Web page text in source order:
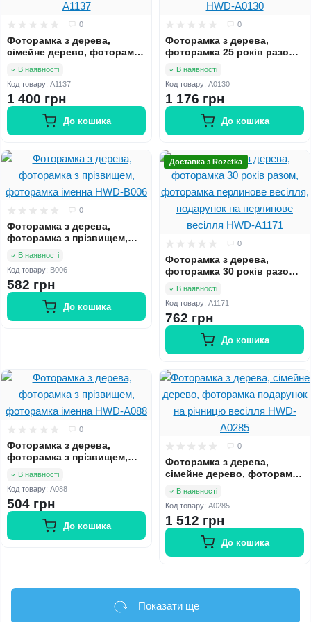
0
Фоторамка з дерева,
сімейне дерево, фоторамка
весілля, подарунок батькам
HWD-A1137
В наявності
Код товару: A1137
1 400 грн
До кошика
0
Фоторамка з дерева,
фоторамка 25 років разом,
весілля, подарунок
перлинове весілля HWD-
A0130
В наявності
Код товару: A0130
1 176 грн
До кошика
0
Фоторамка з дерева,
фоторамка з прізвищем,
B006
В наявності
Код товару: B006
582 грн
До кошика
Доставка з Rozetka
0
Фоторамка з дерева,
фоторамка 30 років разом,
весілля, подарунок на
перлинове весілля HWD-
A1171
В наявності
Код товару: A1171
762 грн
До кошика
0
Фоторамка з дерева,
фоторамка з прізвищем,
A088
В наявності
Код товару: A088
504 грн
До кошика
0
Фоторамка з дерева,
сімейне дерево, фоторамка
весілля HWD-A0285
В наявності
Код товару: A0285
1 512 грн
До кошика
Показати ще